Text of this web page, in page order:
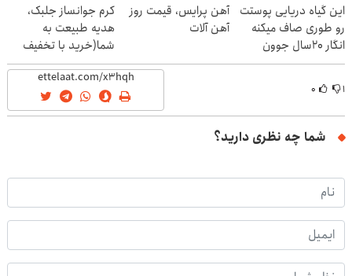
این گیاه دریایی پوستت
رو طوری صاف میکنه
انگار 20سال جوون
شدی🔥
آهن پرایس، قیمت روز
آهن آلات
کرم جوانساز جلبک،
هدیه طبیعت به
شما(خرید با تخفیف
ویژه)
۱ ۰
شما چه نظری دارید؟